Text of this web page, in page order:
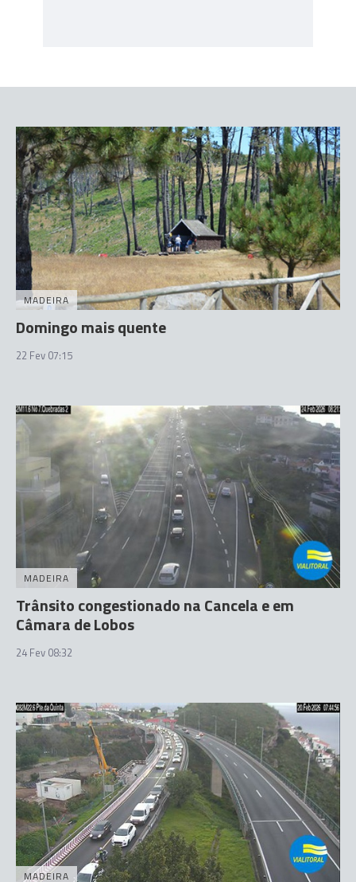
MADEIRA
Domingo mais quente
22 Fev 07:15
MADEIRA
Trânsito congestionado na Cancela e em
Câmara de Lobos
24 Fev 08:32
MADEIRA